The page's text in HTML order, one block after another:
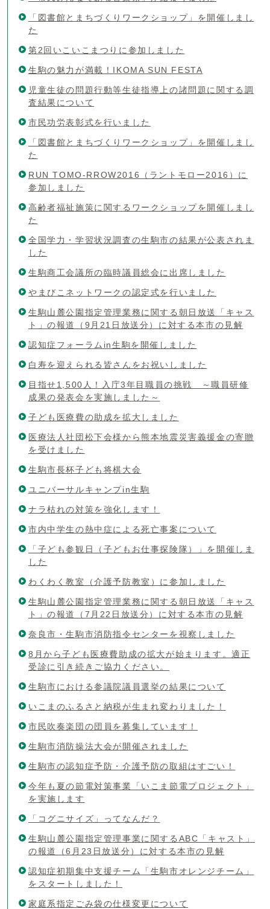
「図書館とまちづくりワークショップ」を開催しまし
た
第2回いこいこまつりに参加しました
生駒の魅力が満載！IKOMA SUN FESTA
児童生徒の問題行動等生徒指導上の諸問題に関する調
査結果について
市民功労表彰式を行いました
「図書館とまちづくりワークショップ」を開催しまし
た
RUN TOMO-RROW2016（ラントモロー2016）に
参加しました
高齢者福祉施策に関するワークショップを開催しまし
た
全国学力・学習状況調査の生駒市の結果が公表されま
した
生駒商工会議所の臨時議員総会に出席しました
やまびこネットワークの認定式を行いました
生駒山麓公園指定管理業務に関する朝日放送「キャス
ト」の報道（9月21日放送分）に対する本市の見解
認知症フォーラムin生駒を開催しました
白寿を迎えられる皆さんをお祝いしました
目指せ1,500人！入庁3年目職員の挑戦 ～職員研修
成果の発表会を実施しました～
子ども医療費の助成を拡大しました
医療法人社団松下会様から熊本地震災害義援金の寄贈
を受けました
生駒市長杯子ども将棋大会
ユニバーサルキャンプin生駒
ナラ枯れの対策を強化します！
市内中学生の熱中症による死亡事案について
「子ども参観日（子どもお仕事探険隊）」を開催しま
した
わくわく教室（介護予防教室）に参加しました
生駒山麓公園指定管理業務に関する朝日放送「キャス
ト」の報道（7月22日放送分）に対する本市の見解
奈良市・生駒市消防指令センターを視察しました
8月から子ども医療費助成の拡大が始まります。適正
受診に引き続きご協力ください。
生駒市における参議院議員選挙の結果について
いこまのふるさと納税が生まれ変わりました！
市民吹奏楽団の団員を募集しています！
生駒市消防操法大会が開催されました
生駒市の認知症予防・介護予防の取組はすごい！
今年も夏の節電対策事業「いこま節電プロジェクト」
を実施します
「コグニサイズ」ってなんだ？
生駒山麓公園指定管理事業に関するABC「キャスト」
の報道（6月23日放送分）に対する本市の見解
認知症初期集中支援チーム「生駒市オレンジチーム」
をスタートしました！
家庭系指定ごみ袋の仕様変更について